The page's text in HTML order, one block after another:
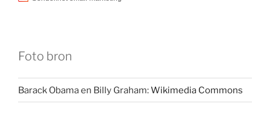
Foto bron
Barack Obama en Billy Graham:Wikimedia Commons